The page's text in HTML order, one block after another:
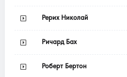
Рерих Николай
Ричард Бах
Роберт Бертон